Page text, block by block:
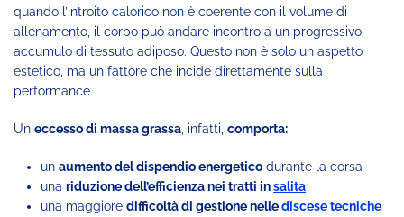
quando l’introito calorico non è coerente con il volume di
allenamento, il corpo può andare incontro a un progressivo
accumulo di tessuto adiposo. Questo non è solo un aspetto
estetico, ma un fattore che incide direttamente sulla
performance.
Un eccesso di massa grassa , infatti, comporta:
un aumento del dispendio energetico durante la corsa
una riduzione dell’efficienza nei tratti insalita
una maggiore difficoltà di gestione nellediscese tecniche